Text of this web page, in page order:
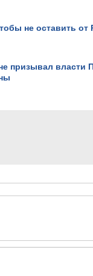
не оставить
призывал власти